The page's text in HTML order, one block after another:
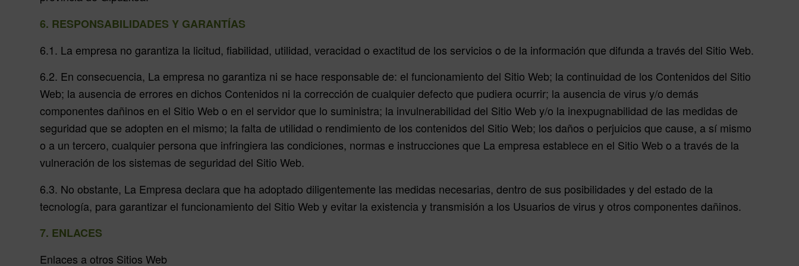
6. RESPONSABILIDADES Y GARANTÍAS
6.1. La empresa no garantiza la licitud, fiabilidad, utilidad, veracidad o exactitud de los servicios o de la información que difunda a través del Sitio Web.
6.2. En consecuencia, La empresa no garantiza ni se hace responsable de: el funcionamiento del Sitio Web; la continuidad de los Contenidos del Sitio
Web; la ausencia de errores en dichos Contenidos ni la corrección de cualquier defecto que pudiera ocurrir; la ausencia de virus y/o demás
componentes dañinos en el Sitio Web o en el servidor que lo suministra; la invulnerabilidad del Sitio Web y/o la inexpugnabilidad de las medidas de
seguridad que se adopten en el mismo; la falta de utilidad o rendimiento de los contenidos del Sitio Web; los daños o perjuicios que cause, a sí mismo
o a un tercero, cualquier persona que infringiera las condiciones, normas e instrucciones que La empresa establece en el Sitio Web o a través de la
vulneración de los sistemas de seguridad del Sitio Web.
6.3. No obstante, La Empresa declara que ha adoptado diligentemente las medidas necesarias, dentro de sus posibilidades y del estado de la
tecnología, para garantizar el funcionamiento del Sitio Web y evitar la existencia y transmisión a los Usuarios de virus y otros componentes dañinos.
7. ENLACES
Enlaces a otros Sitios Web